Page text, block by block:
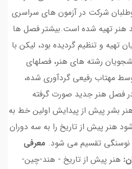
شرکت در آزمون های سراسری
هنر تهیه شده است.بیشتر فصل ها
تهیه و تنظیم گردیده بود، لیکن با
رشته های هنر، فصلهای
مهتاب رفیعی گردآوری شده،
فصل هنر جدید صورت گرفته
بشر پیش از پیدایش اولین خط به
هنر پیش از تاریخ را به سه دوران
نوسنگی تقسیم می شود. معرفی
هنر پیش از تاریخ - هند-چین-